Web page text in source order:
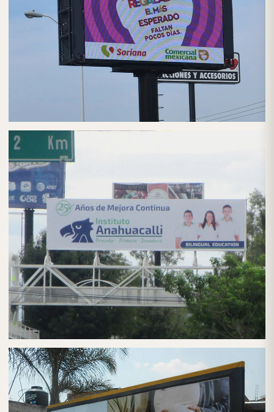
PUBLICIDAD EN PANTALLAS DIGITALES
PUBLICIDAD EN PUENTES
PUENTES PUBLICITARIOS EN CDMX